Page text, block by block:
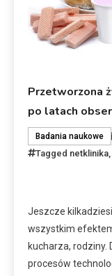
Przetworzona
po latach
Badania naukowe
Tagged netklinika
Jeszcze
wszystkim
kucharza, rodziny.
procesów